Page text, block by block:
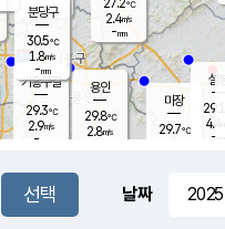
-mm
용인
29.8℃
2.8m/s
27.2℃
2.4m/s
-mm
마장
29.7℃
설봉
29.1
4.4
- mm
-mm
기흥구갈
29.3℃
2.9m/s
-
분당구
30.5℃
1.8m/s
-mm
날짜